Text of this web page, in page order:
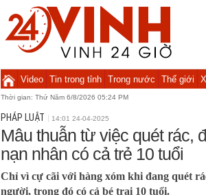
Video Tin trong tỉnh Trong nước Thế giới
Thời gian: Thứ Năm 6/8/2026 05:24 PM
PHÁP LUẬT 14:01 24-04-2025
Mâu thuẫn từ việc quét rác,
nạn nhân có cả trẻ 10 tuổi
Chỉ vì cự cãi với hàng xóm khi đang quét
người, trong đó có cả bé trai 10 tuổi.